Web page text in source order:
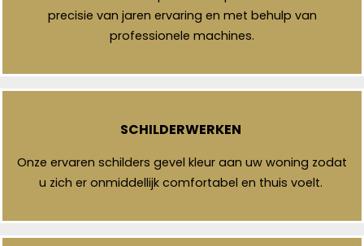
precisie van jaren ervaring en met behulp van
professionele machines.
SCHILDERWERKEN
Onze ervaren schilders gevel kleur aan uw woning zodat
u zich er onmiddellijk comfortabel en thuis voelt.